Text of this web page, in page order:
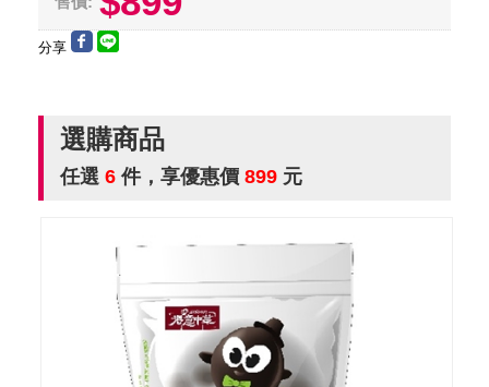
分享
選購商品
任選 6 件，享優惠價 899 元